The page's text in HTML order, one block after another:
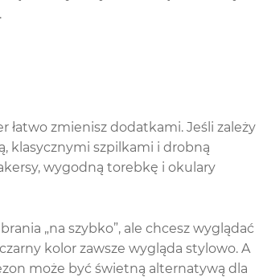
łatwo zmienisz dodatkami. Jeśli zależy
klasycznymi szpilkami i drobną
wygodną torebkę i okulary
„na szybko”, ale chcesz wyglądać
kolor zawsze wygląda stylowo. A
może być świetną alternatywą dla